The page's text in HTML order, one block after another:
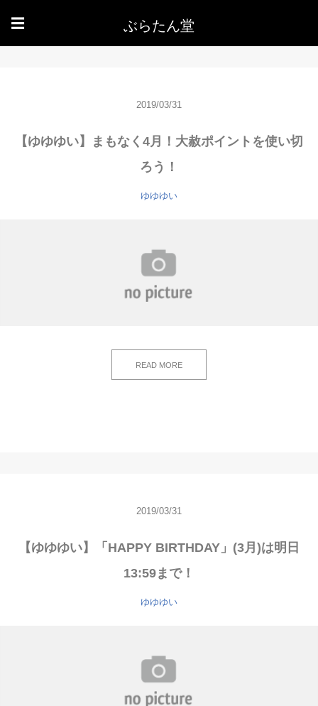
☰ ぶらたん堂
2019/03/31
【ゆゆゆい】まもなく4月！大赦ポイントを使い切
ろう！
ゆゆゆい
READ MORE
2019/03/31
【ゆゆゆい】「HAPPY BIRTHDAY」(3月)は明日
13:59まで！
ゆゆゆい